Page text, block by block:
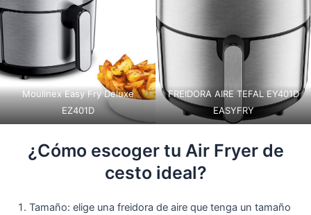
Moulinex Easy Fry Deluxe
EZ401D
FREIDORA AIRE TEFAL EY401D
EASYFRY
¿Cómo escoger tu Air Fryer de
cesto ideal?
Tamaño: elige una freidora de aire que tenga un tamaño